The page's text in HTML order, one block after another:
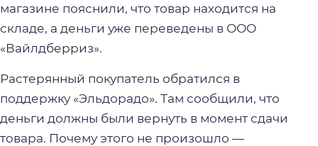
магазине пояснили, что товар находится на
складе, а деньги уже переведены в ООО
«Вайлдберриз».
Растерянный покупатель обратился в
поддержку «Эльдорадо». Там сообщили, что
деньги должны были вернуть в момент сдачи
товара. Почему этого не произошло —